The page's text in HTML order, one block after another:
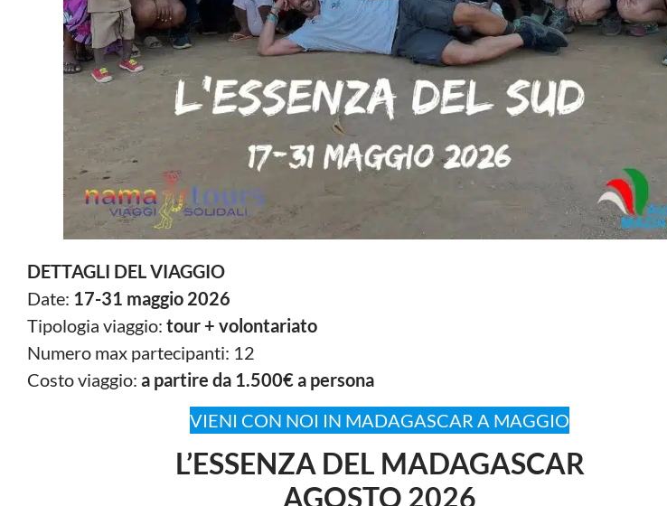
DETTAGLI DEL VIAGGIO
Date: 17-31 maggio 2026
Tipologia viaggio: tour + volontariato
Numero max partecipanti: 12
Costo viaggio: a partire da 1.500€ a persona
VIENI CON NOI IN MADAGASCAR A MAGGIO
L’ESSENZA DEL MADAGASCAR
AGOSTO 2026